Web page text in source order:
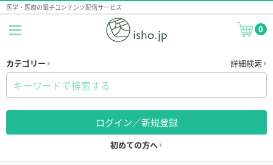
医学・医療の電子コンテンツ配信サービス
0
カテゴリー 詳細検索
ログイン／新規登録
初めての方へ